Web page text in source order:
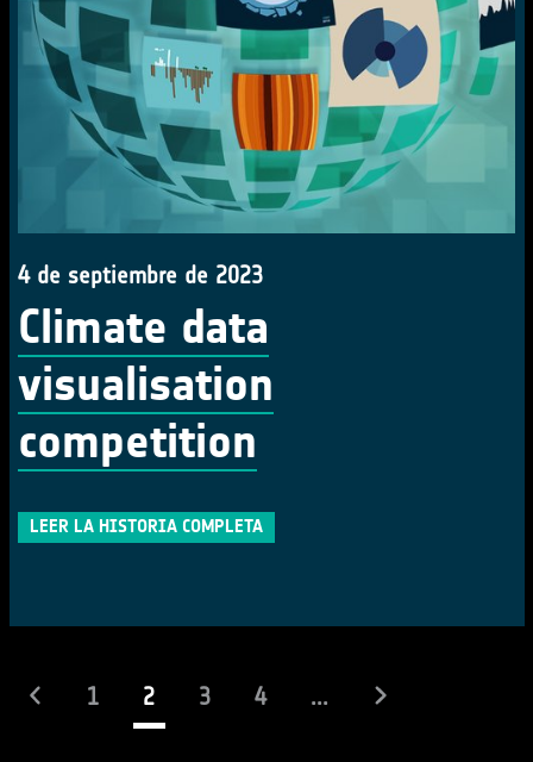
4 de septiembre de 2023
Climate data
visualisation
competition
LEER LA HISTORIA COMPLETA
1 2(actual)
3 4 ...